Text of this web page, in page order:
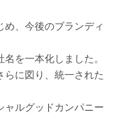
、今後のブランディ
を一本化しました。
らに図り、統一された
ャルグッドカンパニー